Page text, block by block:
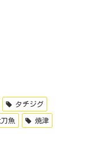
タチジグ
魚 焼津